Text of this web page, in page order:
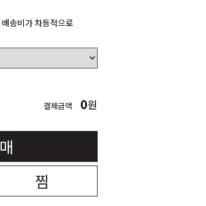
송비가 차등적으로
결제금액 0원
찜